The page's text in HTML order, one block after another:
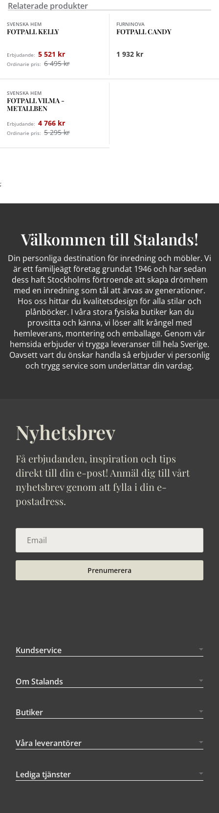
Relaterade produkter
Finns i fler val (2)
SVENSKA HEM
FOTPALL KELLY
Erbjudande: 5 521 kr
Ordinarie pris: 6 495 kr
FURNINOVA
FOTPALL CANDY
1 932 kr
SVENSKA HEM
FOTPALL VILMA -
METALLBEN
Erbjudande: 4 766 kr
Ordinarie pris: 5 295 kr
;
Välkommen till Stalands!
Din personliga destination för inredning och möbler. Vi
är ett familjeägt företag grundat 1946 och har sedan
dess haft Stockholms förtroende att skapa drömhem
med en inredning som tål att ärvas av generationer.
Hos oss hittar du kvalitetsdesign för alla stilar och
plånböcker. I våra stora fysiska butiker kan du
provsitta och känna, vi löser allt krångel med
hemleverans, montering och emballage. Genom vår
hemsida erbjuder vi trygga leveranser till hela Sverige.
Oavsett vart du önskar handla så erbjuder vi personlig
och trygg service som underlättar din vardag.
Nyhetsbrev
Få erbjudanden, inspiration och tips
direkt till din e-post! Anmäl dig till vårt
nyhetsbrev genom att fylla i din e-
postadress.
Prenumerera
Kundservice
Om Stalands
Butiker
Våra leverantörer
Lediga tjänster